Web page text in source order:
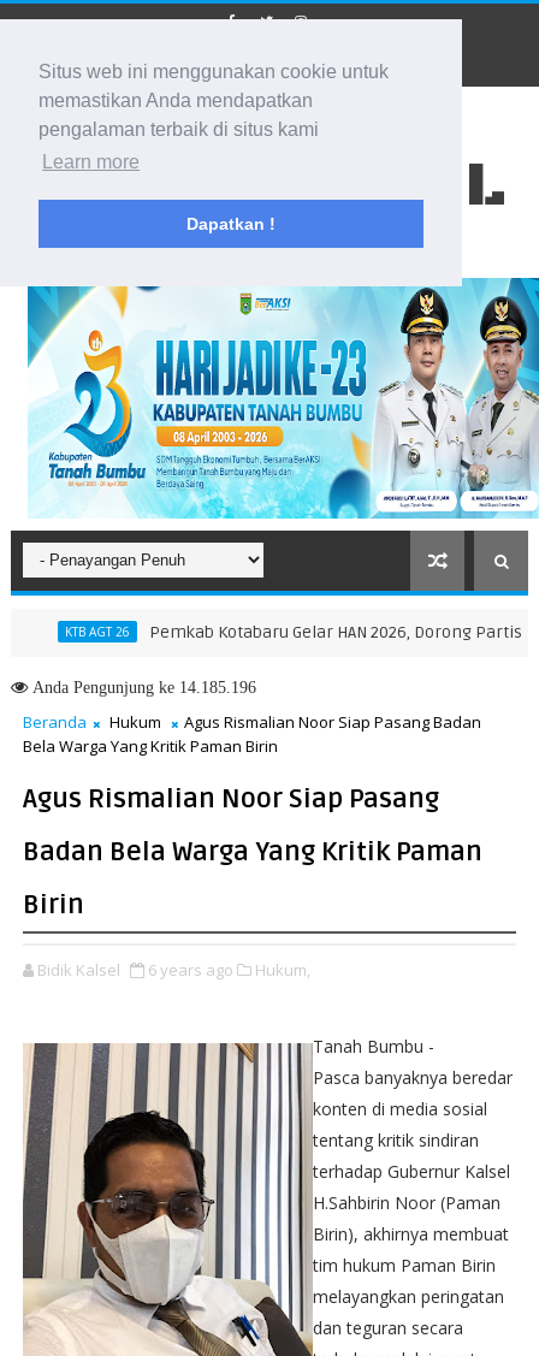
Situs web ini menggunakan cookie untuk
memastikan Anda mendapatkan
pengalaman terbaik di situs kami
Learn more
Dapatkan !
BIDIK KALSEL
Membidik Ke Segala Arah
KTB AGT 26 Pemkab Kotabaru Gelar HAN 2026, Dorong Partisipasi
AndaPengunjung ke 14.185.196
Beranda Hukum
Agus Rismalian Noor Siap Pasang Badan
Bela Warga Yang Kritik Paman Birin
Agus Rismalian Noor Siap Pasang
Badan Bela Warga Yang Kritik Paman
Birin
Bidik Kalsel 6 years ago Hukum,
Tanah Bumbu -
Pasca banyaknya beredar
konten di media sosial
tentang kritik sindiran
terhadap Gubernur Kalsel
H.Sahbirin Noor (Paman
Birin), akhirnya membuat
tim hukum Paman Birin
melayangkan peringatan
dan teguran secara